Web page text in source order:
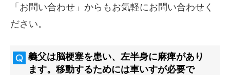
「 お問い合わせ 」からもお気軽にお問い合わせく
ださい。
義父は脳梗塞を患い、左半身に麻痺があり
ます。移動するためには車いすが必要で